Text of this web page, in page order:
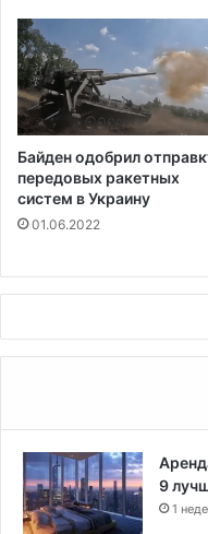
о
т
и
ц
е
а
й
д
е
н
Байден одобрил
передовых ракетных
систем в Украину
01.06.2022
9
1